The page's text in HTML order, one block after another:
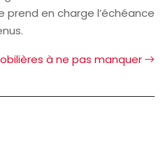
prend en charge l’échéance
à ne pas manquer